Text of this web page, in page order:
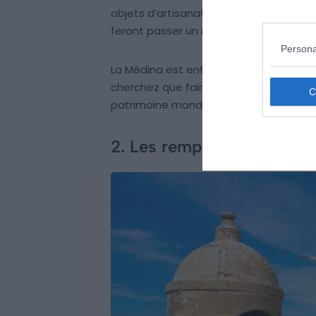
objets d’artisanat… Le charme du
feront passer un moment agréable.
La Médina est entourée par des
cherchez que faire à Essaouira, la
patrimoine mondial de l’Unesco en
2. Les remparts